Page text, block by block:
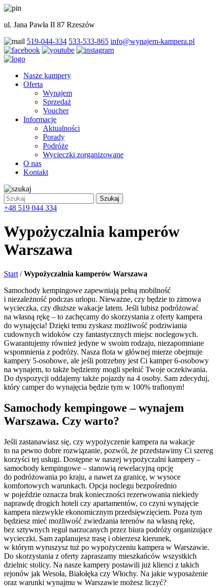
ul. Jana Pawła II 87 Rzeszów
519-044-334 533-533-865 info@wynajem-kampera.pl
Nasze kampery
Oferta
Wynajem
Sprzedaż
Voucher
Informacje
Aktualności
Porady
Podróże
Wycieczki zorganizowane
O nas
Kontakt
Szukaj
+48 519 044 334
Wypożyczalnia kamperów
Warszawa
Start /Wypożyczalnia kamperów Warszawa
Samochody kempingowe zapewniają pełną mobilność
i niezależność podczas urlopu. Nieważne, czy będzie to zimowa
wycieczka, czy dłuższe wakacje latem. Jeśli lubisz podróżować
na własną rękę – to zachęcamy do skorzystania z oferty kampera
do wynajęcia! Dzięki temu zyskasz możliwość podziwiania
cudownych widoków czy fantastycznych miejsc noclegowych.
Gwarantujemy również jedyne w swoim rodzaju, niezapomniane
wspomnienia z podróży. Nasza flota w głównej mierze obejmuje
kampery 5-osobowe, ale jeśli potrzebny jest Ci kamper 6-osobowy
na wynajem, to także będziemy mogli spełnić Twoje oczekiwania.
Do dyspozycji oddajemy także pojazdy na 4 osoby. Sam zdecyduj,
który camper do wynajęcia będzie tym w 100% trafionym!
Samochody kempingowe – wynajem
Warszawa. Czy warto?
Jeśli zastanawiasz się, czy wypożyczenie kampera na wakacje
to na pewno dobre rozwiązanie, pozwól, że przedstawimy Ci szereg
korzyści tej usługi. Dostępne w naszej wypożyczalni kampery –
samochody kempingowe – stanowią rewelacyjną opcję
do podróżowania po kraju, a nawet za granicę, w wysoce
komfortowych warunkach. Opcja noclegu bezpośrednio
w pojeździe oznacza brak konieczności rezerwowania niekiedy
naprawdę drogich hoteli czy apartamentów, co czyni wynajęcie
kampera niezwykle ekonomicznym przedsięwzięciem. Poza tym
będziesz mieć możliwość zwiedzania terenów na własną rękę,
bez sztywnych reguł narzucanych przez biura podróży organizujące
wycieczki. Sam zaplanujesz trasę i obierzesz kierunek,
w którym wyruszysz tuż po wypożyczeniu kampera w Warszawie.
Do skorzystania z oferty zapraszamy mieszkańców wszystkich
dzielnic stolicy. Na nasze kampery postawili już klienci z takich
rejonów jak Wesoła, Białołęka czy Włochy. Na jakie wyposażenie
oraz warunki wynajmu w Warszawie możesz liczyć?